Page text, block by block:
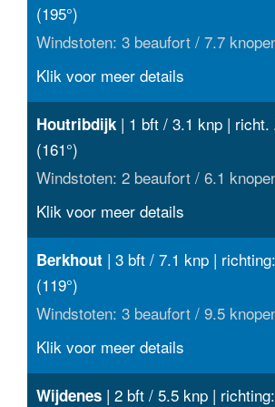
(195°)
Windstoten: 3 beaufort / 7.7
Klik voor meer details
Houtribdijk | 1 bft / 3.1 knp | richt.
(161°)
Windstoten: 2 beaufort / 6.1
Klik voor meer details
Berkhout | 3 bft / 7.1 knp |
(119°)
Windstoten: 3 beaufort / 9.5
Klik voor meer details
Wijdenes | 2 bft / 5.5 knp |